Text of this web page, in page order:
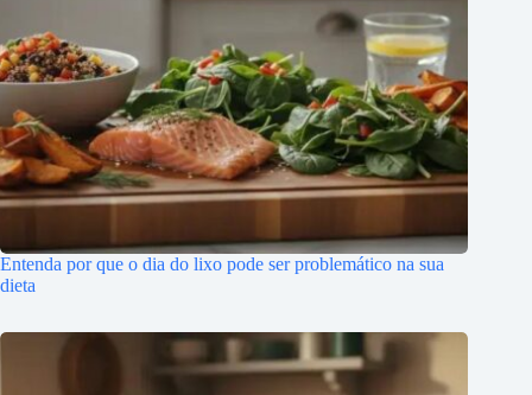
Entenda por que o dia do lixo pode ser problemático na sua
dieta